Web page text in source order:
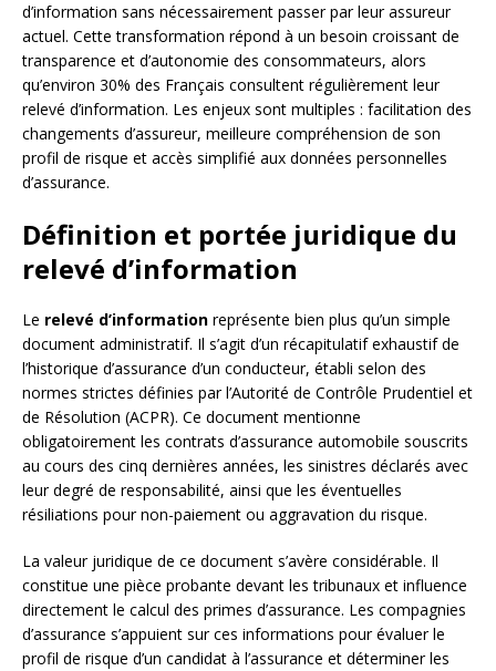
d’information sans nécessairement passer par leur assureur
actuel. Cette transformation répond à un besoin croissant de
transparence et d’autonomie des consommateurs, alors
qu’environ 30% des Français consultent régulièrement leur
relevé d’information. Les enjeux sont multiples : facilitation des
changements d’assureur, meilleure compréhension de son
profil de risque et accès simplifié aux données personnelles
d’assurance.
Définition et portée juridique du
relevé d’information
Le relevé d’information représente bien plus qu’un simple
document administratif. Il s’agit d’un récapitulatif exhaustif de
l’historique d’assurance d’un conducteur, établi selon des
normes strictes définies par l’Autorité de Contrôle Prudentiel et
de Résolution (ACPR). Ce document mentionne
obligatoirement les contrats d’assurance automobile souscrits
au cours des cinq dernières années, les sinistres déclarés avec
leur degré de responsabilité, ainsi que les éventuelles
résiliations pour non-paiement ou aggravation du risque.
La valeur juridique de ce document s’avère considérable. Il
constitue une pièce probante devant les tribunaux et influence
directement le calcul des primes d’assurance. Les compagnies
d’assurance s’appuient sur ces informations pour évaluer le
profil de risque d’un candidat à l’assurance et déterminer les